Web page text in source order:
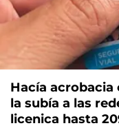
Hacía acrobacia
la subía a las
licenica hasta